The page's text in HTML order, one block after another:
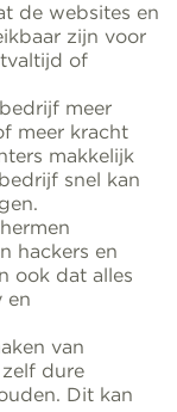
de websites en
zijn voor
of
meer
meer kracht
makkelijk
snel kan
hackers en
ook dat alles
en
van
dure
Dit kan